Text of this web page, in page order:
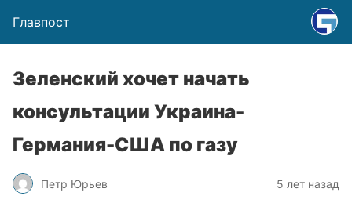
Главпост
Зеленский хочет начать
консультации Украина-
Германия-США по газу
Петр Юрьев 5 лет назад